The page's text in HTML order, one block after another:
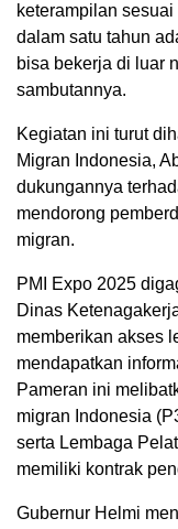
keterampilan
dalam satu tahun
bisa bekerja di luar
sambutannya.
Kegiatan ini turut
Migran Indonesia,
dukungannya
mendorong
migran.
PMI Expo 2025
Dinas
memberikan akses
mendapatkan
Pameran ini
migran Indonesia
serta Lembaga
memiliki kontrak
Gubernur Helmi